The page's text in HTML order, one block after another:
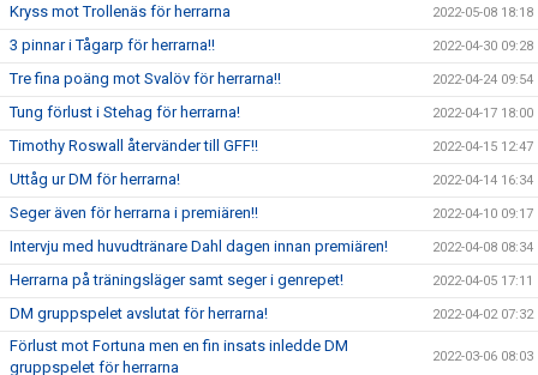
Kryss mot Trollenäs för herrarna 2022-05-08 18:18
3 pinnar i Tågarp för herrarna!! 2022-04-30 09:28
Tre fina poäng mot Svalöv för herrarna!! 2022-04-24 09:54
Tung förlust i Stehag för herrarna! 2022-04-17 18:00
Timothy Roswall återvänder till GFF!! 2022-04-15 12:47
Uttåg ur DM för herrarna! 2022-04-14 16:34
Seger även för herrarna i premiären!! 2022-04-10 09:17
Intervju med huvudtränare Dahl dagen innan premiären! 2022-04-08 08:34
Herrarna på träningsläger samt seger i genrepet! 2022-04-05 17:11
DM gruppspelet avslutat för herrarna! 2022-04-02 07:32
Förlust mot Fortuna men en fin insats inledde DM
gruppspelet för herrarna
2022-03-06 08:03